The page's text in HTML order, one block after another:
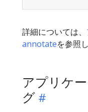
詳細については、
annotateを参照
アプリケ
グ